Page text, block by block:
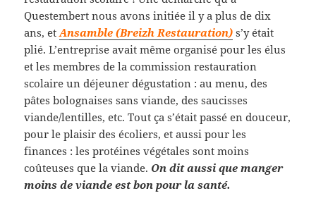
Questembert nous avons initiée il y a plus de dix
ans, etAnsamble (Breizh Restauration) s’y était
plié. L’entreprise avait même organisé pour les élus
et les membres de la commission restauration
scolaire un déjeuner dégustation : au menu, des
pâtes bolognaises sans viande, des saucisses
viande/lentilles, etc. Tout ça s’était passé en douceur,
pour le plaisir des écoliers, et aussi pour les
finances : les protéines végétales sont moins
coûteuses que la viande. On dit aussi que manger
moins de viande est bon pour la santé.